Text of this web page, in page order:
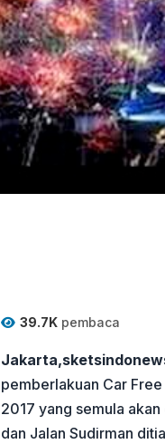
39.7Kpembaca
pemberlakuan Car
2017 yang semula
dan Jalan Sudirman